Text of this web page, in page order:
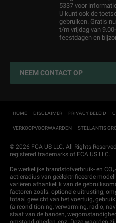
After-sales services
Maak een Afspraak
Bereken Uw Onderhoudskosten
Service contracten
Mobiliteit en Pechhulp
Garantie
Zakelijke rijders
Klantenservice
5337 voor
U kunt ook de
gebruiken. Gratis
t/m vrijdag van
feestdagen en
NEEM CONTACT OP
HOME DISCLAIMER PRIVACY BELEID
VERKOOPVOORWAARDEN STELLANTIS
© 2026 FCA US LLC. All Rights
registered trademarks of FCA US LLC.
De werkelijke brandstofverbruik- en
actieradius van geëlektrificeerde
variëren afhankelijk van de
factoren zoals: optionele uitrusting,
totaal gewicht van het voertuig,
(airconditioning, verwarming, radio,
staat van de banden,
omstandigheden, enz. Deze waarden